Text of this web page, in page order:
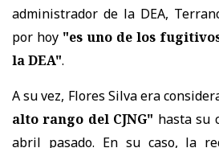
administrador de la DEA,
por hoy "es uno de los
la DEA".
A su vez, Flores Silva era
alto rango del CJNG" hasta su
abril pasado. En su caso, la